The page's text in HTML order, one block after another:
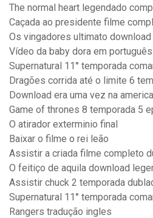
The normal heart legendado
Caçada ao presidente filme
Os vingadores ultimato
Vídeo da baby dora em português
Supernatural 11° temporada
Dragões corrida até o limite 6
Download era uma vez na america
Game of thrones 8 temporada 5
O atirador exterminio final
Baixar o filme o rei leão
Assistir a criada filme completo
O feitiço de aquila download
Assistir chuck 2 temporada
Supernatural 11° temporada
Rangers tradução ingles